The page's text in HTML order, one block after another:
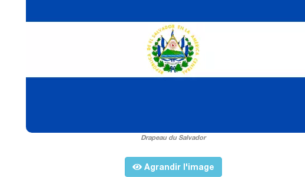
Drapeau du Salvador
Agrandir l'image